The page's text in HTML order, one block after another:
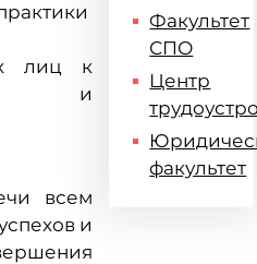
лиц к
и
всем
и
Факультет
СПО
Центр
факультет